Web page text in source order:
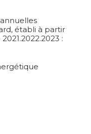
établi à partir
: